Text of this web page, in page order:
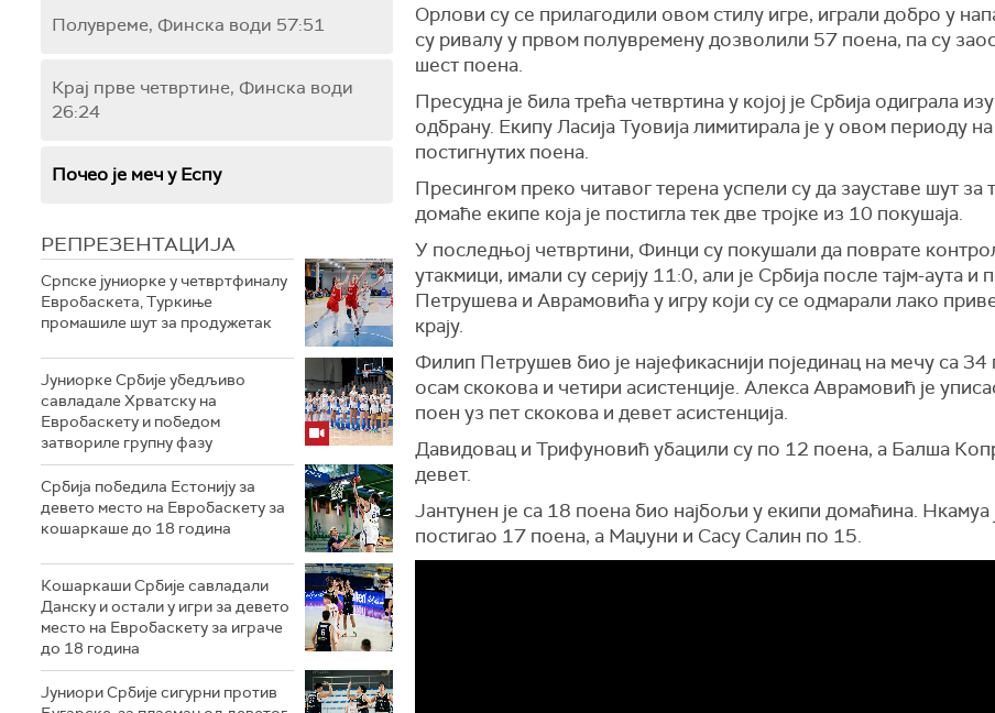
Полувреме, Финска води 57:51
Крај прве четвртине, Финска води
26:24
Почео је меч у Еспу
РЕПРЕЗЕНТАЦИЈА
Српске јуниорке у четвртфиналу
Евробаскета, Туркиње
промашиле шут за продужетак
Јуниорке Србије убедљиво
савладале Хрватску на
Евробаскету и победом
затвориле групну фазу
Србија победила Естонију за
девето место на Евробаскету за
кошаркаше до 18 година
Кошаркаши Србије савладали
Данску и остали у игри за девето
место на Евробаскету за играче
до 18 година
Јуниори Србије сигурни против
Орлови су се прилагодили овом стилу игре, играли добро у
су ривалу у првом полувремену дозволили 57 поена, па су
шест поена.
Пресудна је била трећа четвртина у којој је Србија одиграла
одбрану. Екипу Ласија Туовија лимитирала је у овом периоду
постигнутих поена.
Пресингом преко читавог терена успели су да зауставе шут за
домаће екипе која је постигла тек две тројке из 10 покушаја.
У последњој четвртини, Финци су покушали да поврате
утакмици, имали су серију 11:0, али је Србија после тајм-аута и
Петрушева и Аврамовића у игру који су се одмарали лако
крају.
Филип Петрушев био је најефикаснији појединац на мечу са 34
осам скокова и четири асистенције. Алекса Аврамовић је
поен уз пет скокова и девет асистенција.
Давидовац и Трифуновић убацили су по 12 поена, а Балша
девет.
Јантунен је са 18 поена био најбољи у екипи домаћина. Нкамуа
постигао 17 поена, а Маџуни и Сасу Салин по 15.